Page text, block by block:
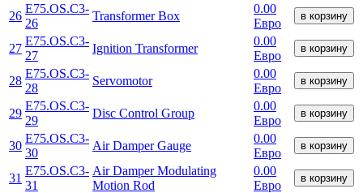
26
E75.OS.C3-
26
Transformer Box
0.00
Евро
в корзину
27
E75.OS.C3-
27
Ignition Transformer
0.00
Евро
в корзину
28
E75.OS.C3-
28
Servomotor
0.00
Евро
в корзину
29
E75.OS.C3-
29
Disc Control Group
0.00
Евро
в корзину
30
E75.OS.C3-
30
Air Damper Gauge
0.00
Евро
в корзину
31
E75.OS.C3-
31
Air Damper Modulating
Motion Rod
0.00
Евро
в корзину